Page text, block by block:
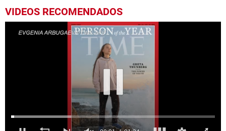
VIDEOS RECOMENDADOS